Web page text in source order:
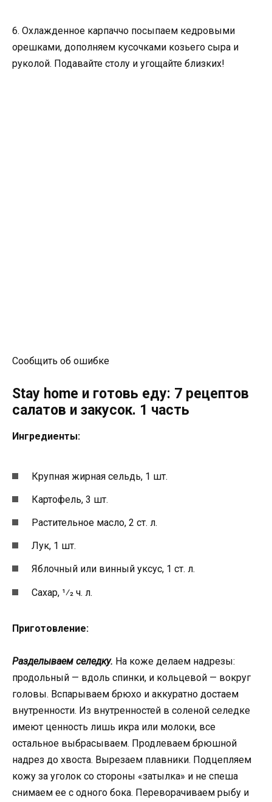
6. Охлажденное карпаччо посыпаем кедровыми
орешками, дополняем кусочками козьего сыра и
руколой. Подавайте столу и угощайте близких!
Сообщить об ошибке
Stay home и готовь еду: 7 рецептов
салатов и закусок. 1 часть
Ингредиенты:
Крупная жирная сельдь, 1 шт.
Картофель, 3 шт.
Растительное масло, 2 ст. л.
Лук, 1 шт.
Яблочный или винный уксус, 1 ст. л.
Сахар, 1⁄2 ч. л.
Приготовление:
Разделываем селедку. На коже делаем надрезы:
продольный — вдоль спинки, и кольцевой — вокруг
головы. Вспарываем брюхо и аккуратно достаем
внутренности. Из внутренностей в соленой селедке
имеют ценность лишь икра или молоки, все
остальное выбрасываем. Продлеваем брюшной
надрез до хвоста. Вырезаем плавники. Подцепляем
кожу за уголок со стороны «затылка» и не спеша
снимаем ее с одного бока. Переворачиваем рыбу и